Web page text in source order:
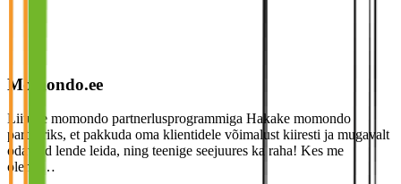
Momondo.ee
Liituge momondo partnerlusprogrammiga Hakake momondo
partneriks, et pakkuda oma klientidele võimalust kiiresti ja mugavalt
odavaid lende leida, ning teenige seejuures ka raha! Kes me
oleme…